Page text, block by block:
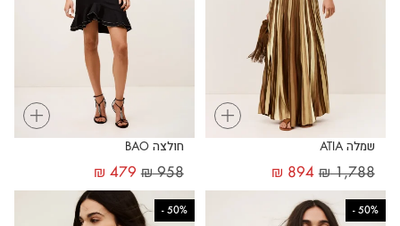
+
שמלה ATIA
₪1,788
₪ 894
+
חולצה BAO
₪958
₪ 479
50%
-
50%
-